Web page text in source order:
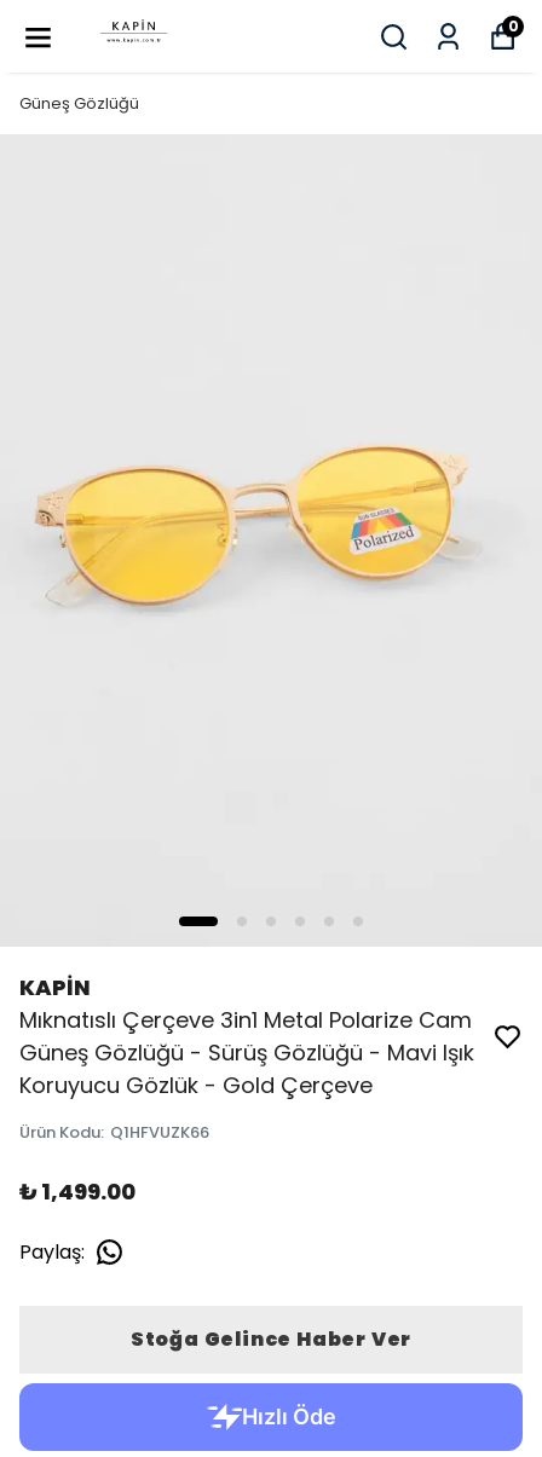
0
Güneş Gözlüğü
KAPİN
Mıknatıslı Çerçeve 3in1 Metal Polarize Cam
Güneş Gözlüğü - Sürüş Gözlüğü - Mavi Işık
Koruyucu Gözlük - Gold Çerçeve
Ürün Kodu: Q1HFVUZK66
₺ 1,499.00
Paylaş:
Stoğa Gelince Haber Ver